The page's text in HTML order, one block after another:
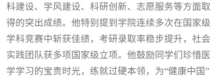
科建设、学风建设、科研创新、志愿服务等方面取
得的突出成绩。他特别提到学院连续多次在国家级
学科竞赛中斩获佳绩，考研录取率稳步提升，社会
实践团队获多项国家级立项。他鼓励同学们珍惜医
学学习的宝贵时光，练就过硬本领，为“健康中国”